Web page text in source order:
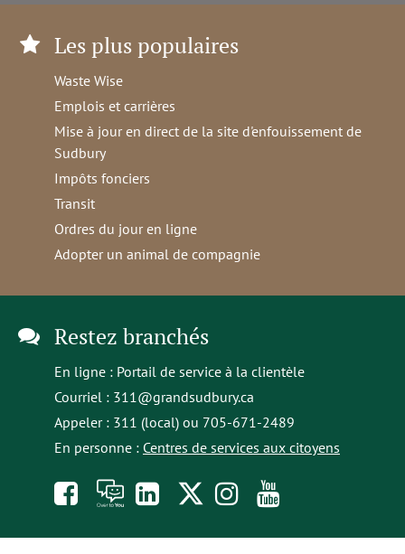
Les plus populaires
Waste Wise
Emplois et carrières
Mise à jour en direct de la site d'enfouissement de
Sudbury
Impôts fonciers
Transit
Ordres du jour en ligne
Adopter un animal de compagnie
Restez branchés
En ligne : Portail de service à la clientèle
Courriel : 311@grandsudbury.ca
Appeler : 311 (local) ou 705-671-2489
En personne : Centres de services aux citoyens
Like
us
À
toi
opens
in
Follow
us
Follow
us to